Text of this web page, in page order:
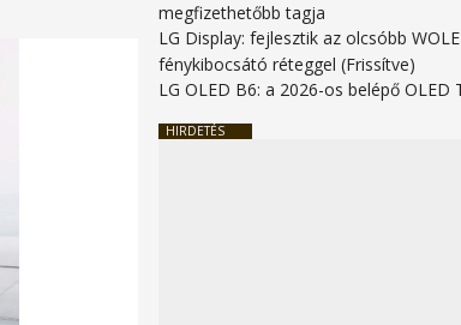
megfizethetőbb tagja
LG Display: fejlesztik az olcsóbb
fénykibocsátó réteggel (Frissítve)
LG OLED B6: a 2026-os belépő OLED
HIRDETÉS